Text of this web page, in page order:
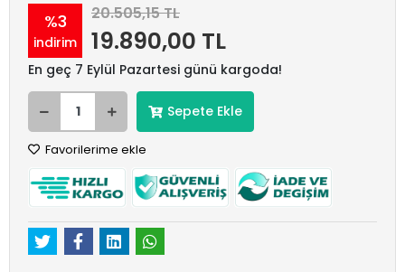
%3
indirim
20.505,15 TL
19.890,00 TL
En geç 7 Eylül Pazartesi günü kargoda!
Sepete Ekle
Favorilerime ekle